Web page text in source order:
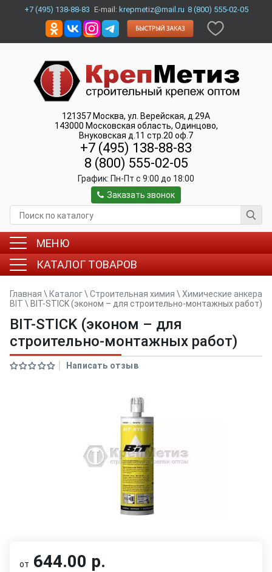
+7 (495) 138-88-83 E-mail: krepmetiz@mail.ru 8 (800) 555-02-05
121357 Москва, ул. Верейская, д.29А
143000 Московская область, Одинцово,
Внуковская д.11 стр.20 оф.7
+7 (495) 138-88-83
8 (800) 555-02-05
График: Пн-Пт c 9:00 до 18:00
Заказать звонок
МЕНЮ
КАТАЛОГ ТОВАРОВ
Главная \ Каталог\ Строительная химия \ Химические анкера
BIT \ BIT-STICK (эконом – для строительно-монтажных работ)
BIT-STICK (эконом – для
строительно-монтажных работ)
Написать отзыв
от 644.00 р.